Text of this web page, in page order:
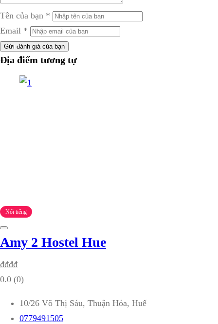
Tên của bạn *
Email *
Gửi đánh giá của bạn
Địa điểm tương tự
Nổi tiếng
Amy 2 Hostel Hue
₫₫₫₫
0.0 (0)
10/26 Võ Thị Sáu, Thuận Hóa, Huế
0779491505